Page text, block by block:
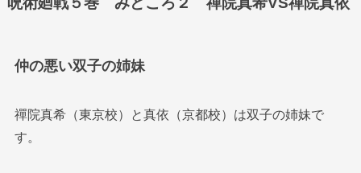
仲の悪い双子の姉妹
禪院真希（東京校）と真依（京都校）は双子の姉妹で
す。